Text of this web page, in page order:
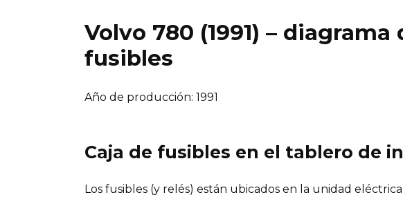
Volvo 780 (1991) – diagrama
fusibles
Año de producción: 1991
Caja de fusibles en el tablero de
Los fusibles (y relés) están ubicados en la unidad